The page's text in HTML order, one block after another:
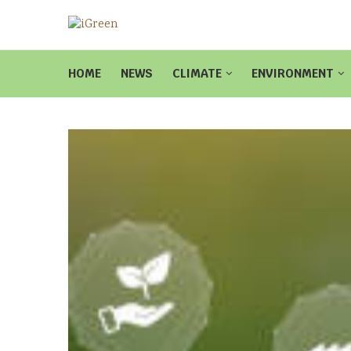
HOME NEWS CLIMATE ENVIRONMENT